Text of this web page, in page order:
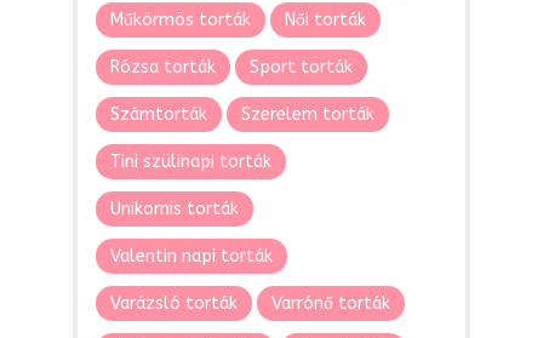
Műkörmös torták Női torták
Rózsa torták Sport torták
Számtorták Szerelem torták
Tini szülinapi torták
Unikornis torták
Valentin napi torták
Varázsló torták Varrónő torták